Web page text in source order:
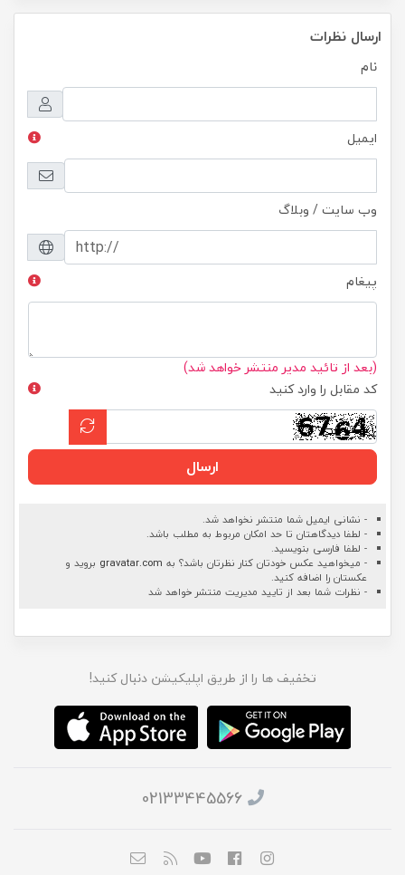
ارسال نظرات
نام
ایمیل
وب سایت / وبلاگ
پیغام
(بعد از تائید مدیر منتشر خواهد شد)
کد مقابل را وارد کنید
ارسال
- نشانی ایمیل شما منتشر نخواهد شد.
- لطفا دیدگاهتان تا حد امکان مربوط به مطلب باشد.
- لطفا فارسی بنویسید.
- میخواهید عکس خودتان کنار نظرتان باشد؟ به gravatar.com بروید و
عکستان را اضافه کنید.
- نظرات شما بعد از تایید مدیریت منتشر خواهد شد
تخفیف ها را از طریق اپلیکیشن دنبال کنید!
02133445566